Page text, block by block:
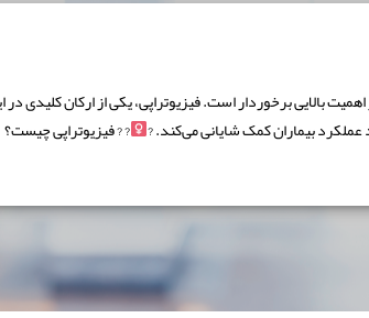
بالایی برخوردار است. فیزیوتراپی، یکی از ارکان کلیدی در
عملکرد بیماران کمک شایانی می‌کند. ?‍ ? ? فیزیوتراپی چیست؟